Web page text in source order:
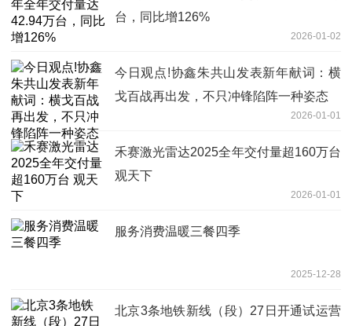
台，同比增126%
2026-01-02
今日观点!协鑫朱共山发表新年献词：横
戈百战再出发，不只冲锋陷阵一种姿态
2026-01-01
禾赛激光雷达2025全年交付量超160万台
观天下
2026-01-01
服务消费温暖三餐四季
2025-12-28
北京3条地铁新线（段）27日开通试运营